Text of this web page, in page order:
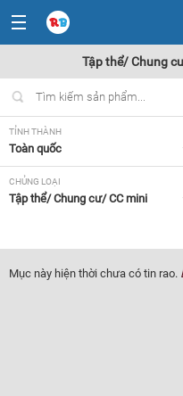
Tập thể/ Chung
TỈNH THÀNH
Toàn quốc
CHỦNG LOẠI
Tập thể/ Chung cư/ CC mini
Tất cả
TIỆN ÍCH
Mục này hiện thời chưa có tin rao.